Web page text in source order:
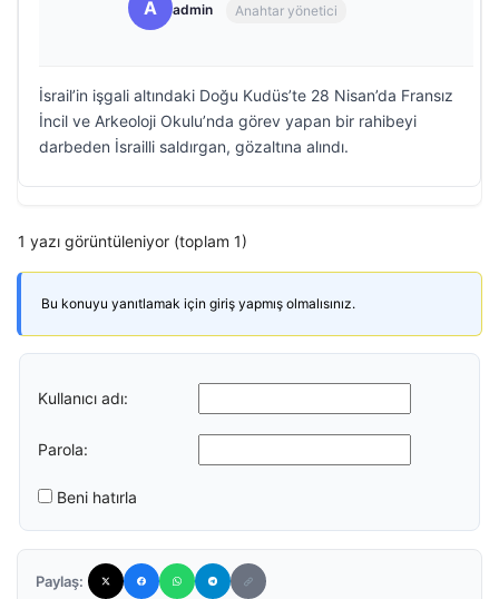
A admin Anahtar yönetici
İsrail’in işgali altındaki Doğu Kudüs’te 28 Nisan’da Fransız
İncil ve Arkeoloji Okulu’nda görev yapan bir rahibeyi
darbeden İsrailli saldırgan, gözaltına alındı.
1 yazı görüntüleniyor (toplam 1)
Bu konuyu yanıtlamak için giriş yapmış olmalısınız.
Kullanıcı adı:
Parola:
Beni hatırla
Paylaş: